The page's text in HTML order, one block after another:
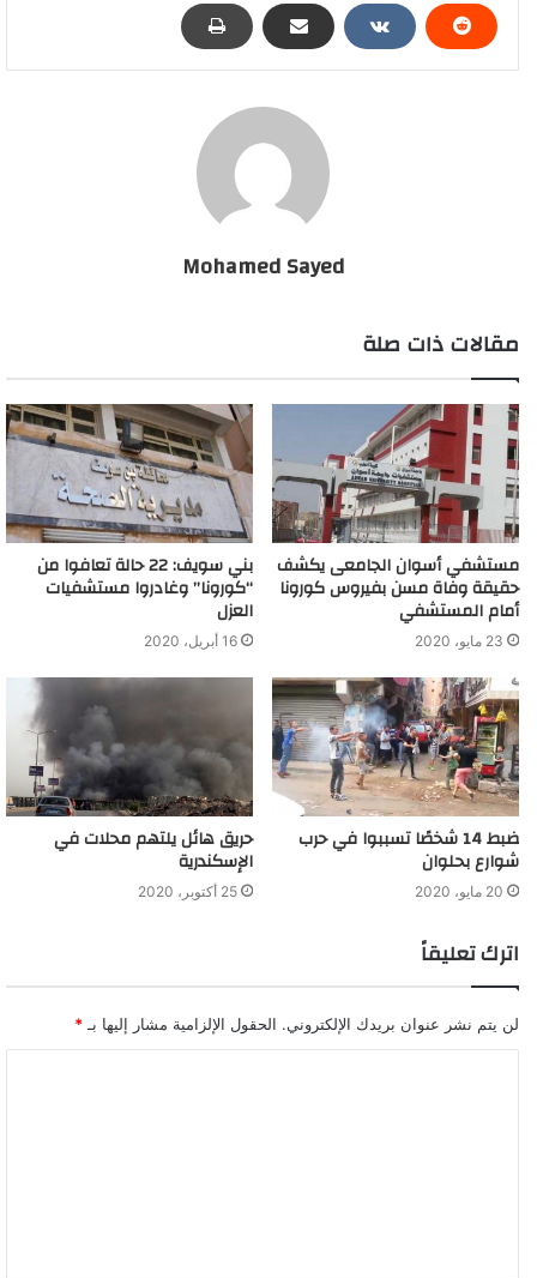
عناوينهم الصحيحه.
وذلك لتحديد العقوبة الماليه المقررة قانونا وتنفيذها
· بيان المساحات الزراعيه المتعدي عليها بمحاضر المخالفات وصفات
مرتكبي جريمتي التبوير والتجريف من بين ملاك الأراضي أو نوابهم أو
الدوله من تلك التعديات وذلك لتحديد مقدار العقوبة التكميلية الوجوبية
المقررة قانونا
· التأكيد على عدم تقديم أى شهادات ادارية من الجهات الادارية
المختصة في القضايا المتداولة تفيد إزالة المخالفات على خلاف
الحقيقه حتى لا يؤدى ذلك إلى القضاء بايقاف تنفيذ العقوبات المقضي
بها.
· التوجيه للجان المنصوص في قانون التصالح بالبدء في طلبات
التصالح خلال 4 أشهر من تاريخ تقديم الطلب مستوفيا المستندات
المطلوبه حتى لا يؤدي ذلك إلى وقف السير في كثير من الدعاوي
· متابعه المحاضر المحرره و تنفيذ الأحكام النهائيه الصادره بالإدانه
بشأنها في مخالفات البناء أو التعدي على أملاك الدوله حتى لا يجعلها
عرضه لسقوط العقوبه بمضى المدة
· إلتزام الجهات الإدارية المختصه بشئون التخطيط والتنظيم فتح
سجلات المهندسين القائمين بمتابعة مخالفات البناء بمناطق عملهم
وإثبات خط سيره ونتيجة مروره والمخالفات التي تكشفت له أثناء
وعرض السجل يومياً على الرئيس المختص للتأشير برأيه عن نتيجة
المرور وما يتخذ من إجراءات طبقا لأحكام القانون رقم 119 لسنه
2008 ولائحته التنفيذية.
Mohamed Sayed
مقالات ذات صلة
مستشفي أسوان الجامعى يكشف
حقيقة وفاة مسن بفيروس كورونا
أمام المستشفي
23 مايو، 2020
بني سويف: 22 حالة تعافوا من
“كورونا” وغادروا مستشفيات
العزل
16 أبريل، 2020
ضبط 14 شخصًا تسببوا في حرب
شوارع بحلوان
20 مايو، 2020
حريق هائل يلتهم محلات في
الإسكندرية
25 أكتوبر، 2020
اترك تعليقاً
لن يتم نشر عنوان بريدك الإلكتروني. الحقول الإلزامية مشار إليها بـ *